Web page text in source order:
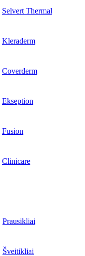
Selvert Thermal
Kleraderm
Coverderm
Ekseption
Fusion
Clinicare
Prausikliai
Šveitikliai